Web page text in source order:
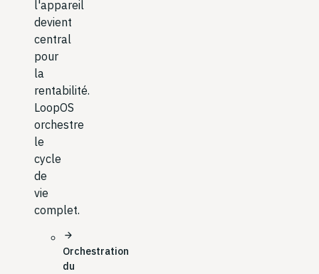
l'appareil
devient
central
pour
la
rentabilité.
LoopOS
orchestre
le
cycle
de
vie
complet.
arrow_forward
Orchestration
du